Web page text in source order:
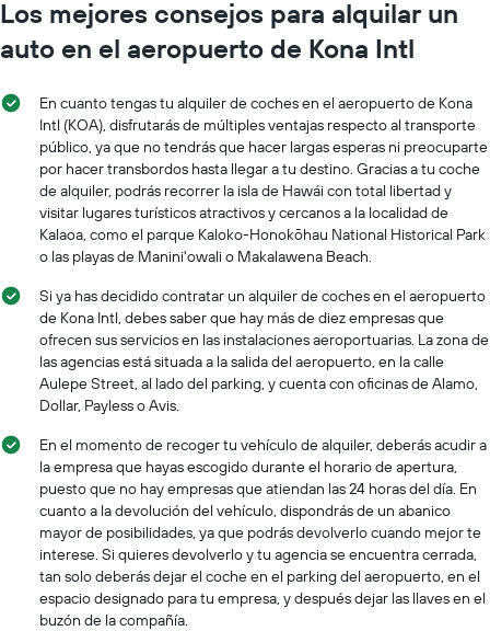
Los mejores consejos para alquilar un
auto en el aeropuerto de Kona Intl
En cuanto tengas tu alquiler de coches en el aeropuerto de Kona
Intl (KOA), disfrutarás de múltiples ventajas respecto al transporte
público, ya que no tendrás que hacer largas esperas ni preocuparte
por hacer transbordos hasta llegar a tu destino. Gracias a tu coche
de alquiler, podrás recorrer la isla de Hawái con total libertad y
visitar lugares turísticos atractivos y cercanos a la localidad de
Kalaoa, como el parque Kaloko-Honokōhau National Historical Park
o las playas de Manini'owali o Makalawena Beach.
Si ya has decidido contratar un alquiler de coches en el aeropuerto
de Kona Intl, debes saber que hay más de diez empresas que
ofrecen sus servicios en las instalaciones aeroportuarias. La zona de
las agencias está situada a la salida del aeropuerto, en la calle
Aulepe Street, al lado del parking, y cuenta con oficinas de Alamo,
Dollar, Payless o Avis.
En el momento de recoger tu vehículo de alquiler, deberás acudir a
la empresa que hayas escogido durante el horario de apertura,
puesto que no hay empresas que atiendan las 24 horas del día. En
cuanto a la devolución del vehículo, dispondrás de un abanico
mayor de posibilidades, ya que podrás devolverlo cuando mejor te
interese. Si quieres devolverlo y tu agencia se encuentra cerrada,
tan solo deberás dejar el coche en el parking del aeropuerto, en el
espacio designado para tu empresa, y después dejar las llaves en el
buzón de la compañía.